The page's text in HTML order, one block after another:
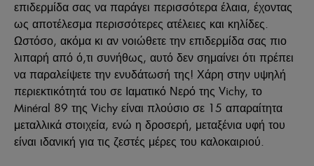
επιδερμίδα σας να παράγει περισσότερα έλαια, έχοντας
ως αποτέλεσμα περισσότερες ατέλειες και κηλίδες.
Ωστόσο, ακόμα κι αν νοιώθετε την επιδερμίδα σας πιο
λιπαρή από ό,τι συνήθως, αυτό δεν σημαίνει ότι πρέπει
να παραλείψετε την ενυδάτωσή της! Χάρη στην υψηλή
περιεκτικότητά του σε Ιαματικό Νερό της Vichy, το
Minéral 89 της Vichy είναι πλούσιο σε 15 απαραίτητα
μεταλλικά στοιχεία, ενώ η δροσερή, μεταξένια υφή του
είναι ιδανική για τις ζεστές μέρες του καλοκαιριού.